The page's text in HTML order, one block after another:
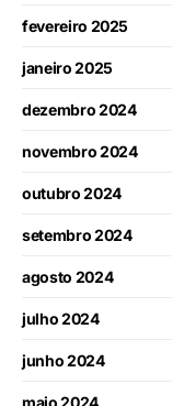
fevereiro 2025
janeiro 2025
dezembro 2024
novembro 2024
outubro 2024
setembro 2024
agosto 2024
julho 2024
junho 2024
maio 2024